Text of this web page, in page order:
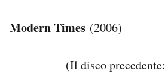
Modern Times (2006)
(Il disco precedente: